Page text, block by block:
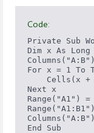
Code:
Private Sub
Dim x As Long
For x = 1 To
Cells(x +
Next x
Range("A1")
End Sub